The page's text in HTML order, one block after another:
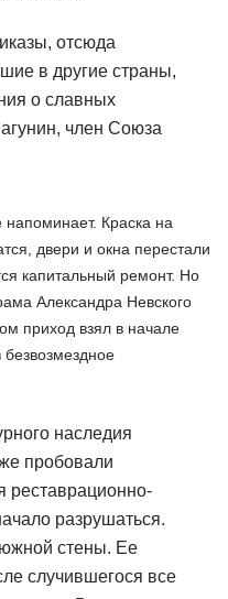
отсюда
в другие страны,
о славных
член Союза
Краска на
двери и окна перестали
капитальный ремонт. Но
Александра Невского
приход взял в начале
наследия
пробовали
реставрационно-
разрушаться.
стены. Ее
случившегося все